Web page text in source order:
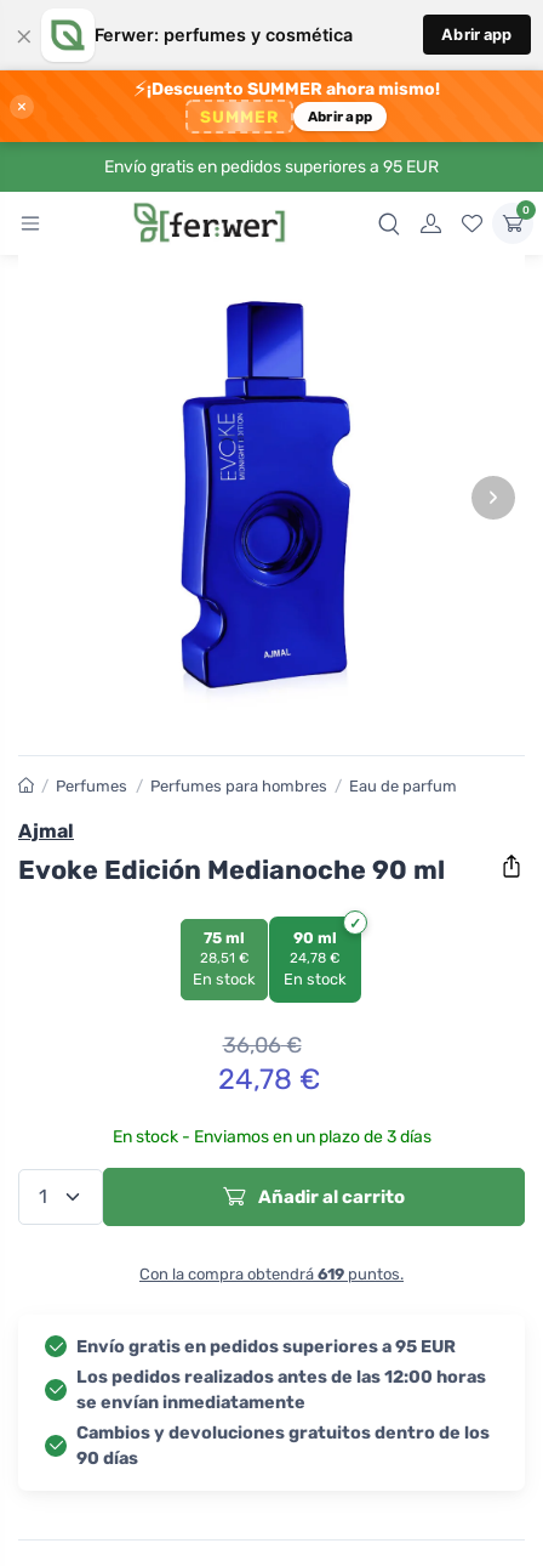
× Ferwer: perfumes y cosmética Abrir app
×
⚡¡Descuento SUMMER ahora mismo!
SUMMER Abrir app
Envío gratis en pedidos superiores a 95 EUR
0
›
/ Perfumes / Perfumes para hombres / Eau de parfum
Ajmal
Evoke Edición Medianoche 90 ml
75 ml
28,51 €
En stock
90 ml
24,78 €
En stock
36,06€
24,78 €
En stock - Enviamos en un plazo de 3 días
Añadir al carrito
Con la compra obtendrá 619 puntos.
Envío gratis en pedidos superiores a 95 EUR
Los pedidos realizados antes de las 12:00 horas
se envían inmediatamente
Cambios y devoluciones gratuitos dentro de los
90 días